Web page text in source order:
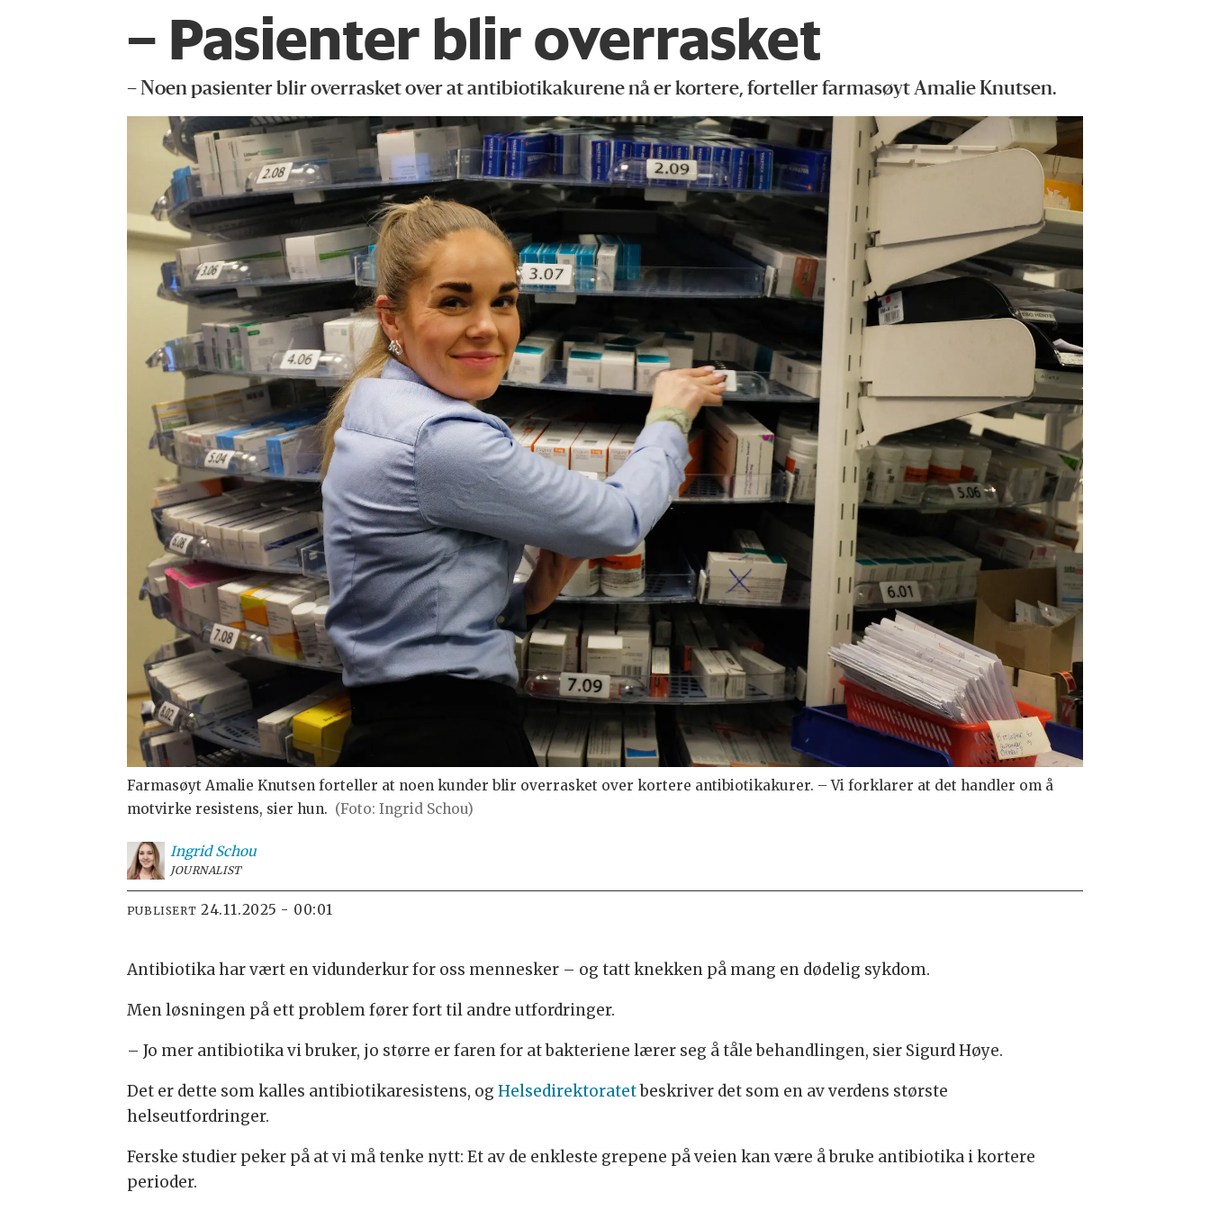
– Pasienter blir overrasket
– Noen pasienter blir overrasket over at antibiotikakurene nå er kortere, forteller farmasøyt Amalie Knutsen.
Farmasøyt Amalie Knutsen forteller at noen kunder blir overrasket over kortere antibiotikakurer. – Vi forklarer at det handler om å
motvirke resistens, sier hun. (Foto: Ingrid Schou)
Ingrid Schou
JOURNALIST
PUBLISERT 24.11.2025 - 00:01
Antibiotika har vært en vidunderkur for oss mennesker – og tatt knekken på mang en dødelig sykdom.
Men løsningen på ett problem fører fort til andre utfordringer.
– Jo mer antibiotika vi bruker, jo større er faren for at bakteriene lærer seg å tåle behandlingen, sier Sigurd Høye.
Det er dette som kalles antibiotikaresistens, og Helsedirektoratetbeskriver det som en av verdens største
helseutfordringer.
Ferske studier peker på at vi må tenke nytt: Et av de enkleste grepene på veien kan være å bruke antibiotika i kortere
perioder.